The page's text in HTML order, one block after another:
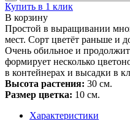
Купить в 1 клик
В корзину
Простой в выращивании
мест. Сорт цветёт раньше и
Очень обильное и
формирует несколько
в контейнерах и высадки в
Высота растения: 30 см.
Размер цветка: 10 см.
Характеристики